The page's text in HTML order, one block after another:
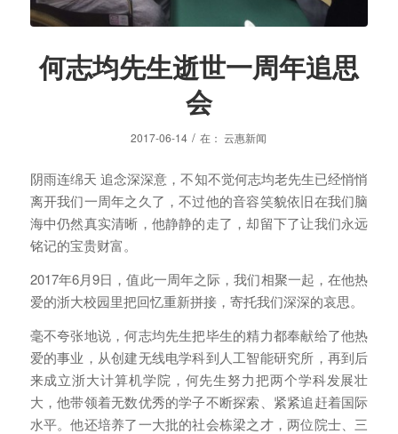
何志均先生逝世一周年追思
会
2017-06-14 / 在：云惠新闻
阴雨连绵天 追念深深意，不知不觉何志均老先生已经悄悄
离开我们一周年之久了，不过他的音容笑貌依旧在我们脑
海中仍然真实清晰，他静静的走了，却留下了让我们永远
铭记的宝贵财富。
2017年6月9日，值此一周年之际，我们相聚一起，在他热
爱的浙大校园里把回忆重新拼接，寄托我们深深的哀思。
毫不夸张地说，何志均先生把毕生的精力都奉献给了他热
爱的事业，从创建无线电学科到人工智能研究所，再到后
来成立浙大计算机学院，何先生努力把两个学科发展壮
大，他带领着无数优秀的学子不断探索、紧紧追赶着国际
水平。他还培养了一大批的社会栋梁之才，两位院士、三